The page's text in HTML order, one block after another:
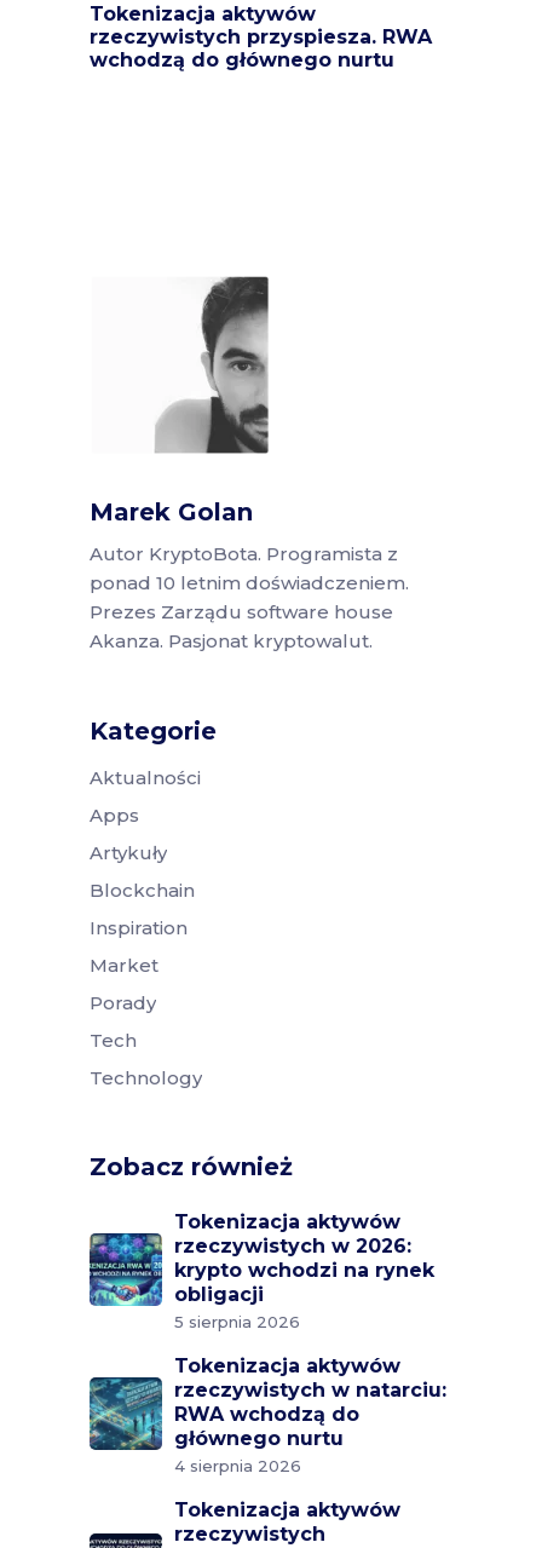
Tokenizacja aktywów
rzeczywistych przyspiesza. RWA
wchodzą do głównego nurtu
Marek Golan
Autor KryptoBota. Programista z
ponad 10 letnim doświadczeniem.
Prezes Zarządu software house
Akanza. Pasjonat kryptowalut.
Kategorie
Aktualności
Apps
Artykuły
Blockchain
Inspiration
Market
Porady
Tech
Technology
Zobacz również
Tokenizacja aktywów
rzeczywistych w 2026:
krypto wchodzi na rynek
obligacji
5 sierpnia 2026
Tokenizacja aktywów
rzeczywistych w natarciu:
RWA wchodzą do
głównego nurtu
4 sierpnia 2026
Tokenizacja aktywów
rzeczywistych